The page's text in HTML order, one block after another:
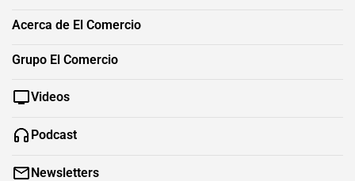
Acerca de El Comercio
Grupo El Comercio
Videos
Podcast
Newsletters